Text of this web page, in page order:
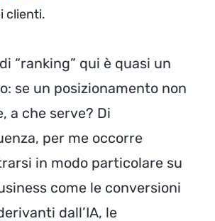
clienti.
“ranking” qui è quasi un
se un posizionamento non
a che serve? Di
per me occorre
in modo particolare su
come le conversioni
dall’IA, le